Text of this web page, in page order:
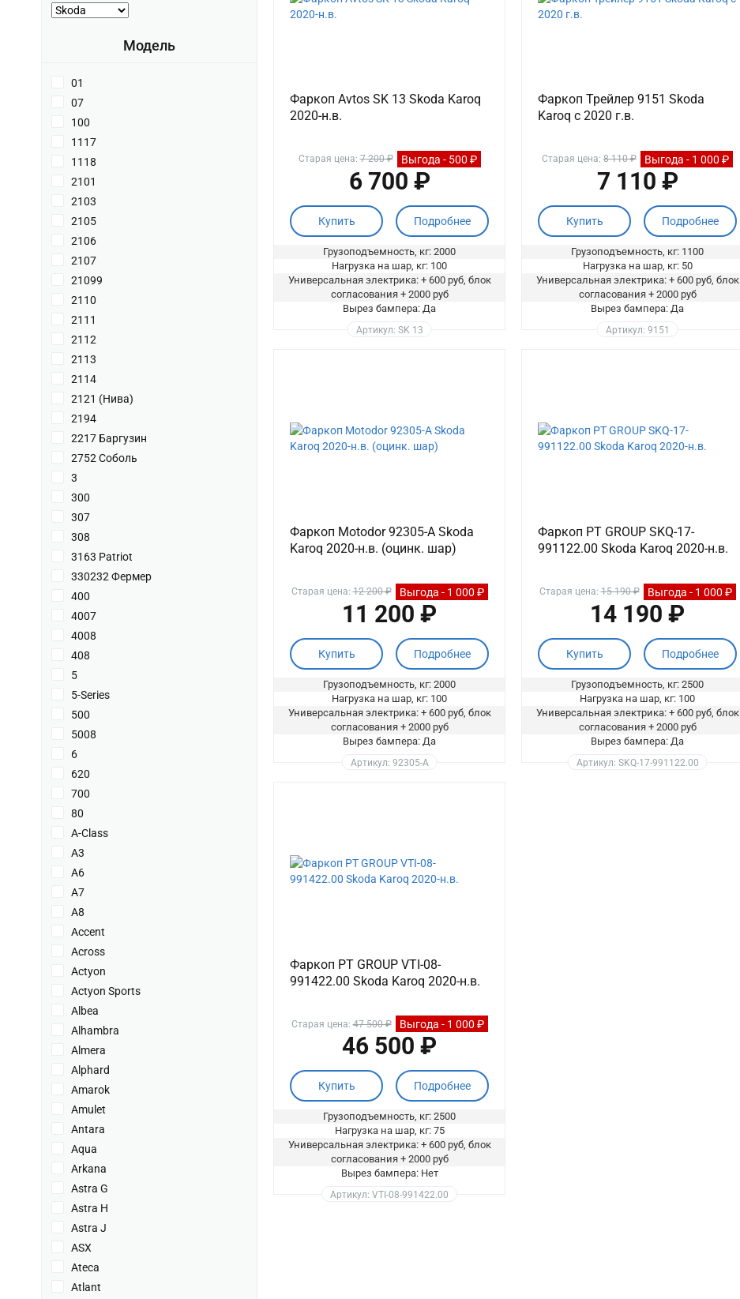
Модель
01
07
100
1117
1118
2101
2103
2105
2106
2107
21099
2110
2111
2112
2113
2114
2121 (Нива)
2194
2217 Баргузин
2752 Соболь
3
300
307
308
3163 Patriot
330232 Фермер
400
4007
4008
408
5
5-Series
500
5008
6
620
700
80
A-Class
A3
A6
A7
A8
Accent
Across
Actyon
Actyon Sports
Albea
Alhambra
Almera
Alphard
Amarok
Amulet
Antara
Aqua
Arkana
Astra G
Astra H
Astra J
ASX
Ateca
Atlant
Фаркоп Avtos SK 13 Skoda Karoq
2020-н.в.
Старая цена:7 200 ₽ Выгода - 500 ₽
6 700 ₽
Купить Подробнее
Грузоподъемность, кг: 2000
Нагрузка на шар, кг: 100
Универсальная электрика: + 600 руб, блок
согласования + 2000 руб
Вырез бампера: Да
Артикул: SK 13
Фаркоп Трейлер 9151 Skoda
Karoq с 2020 г.в.
Старая цена: 8 110 ₽ Выгода - 1 000 ₽
7 110 ₽
Купить Подробнее
Грузоподъемность, кг: 1100
Нагрузка на шар, кг: 50
Универсальная электрика: + 600 руб, блок
согласования + 2000 руб
Вырез бампера: Да
Артикул: 9151
Фаркоп Motodor 92305-A Skoda
Karoq 2020-н.в. (оцинк. шар)
Старая цена:12 200 ₽ Выгода - 1 000 ₽
11 200 ₽
Купить Подробнее
Грузоподъемность, кг: 2000
Нагрузка на шар, кг: 100
Универсальная электрика: + 600 руб, блок
согласования + 2000 руб
Вырез бампера: Да
Артикул: 92305-A
Фаркоп PT GROUP SKQ-17-
991122.00 Skoda Karoq 2020-н.в.
Старая цена:15 190 ₽ Выгода - 1 000 ₽
14 190 ₽
Купить Подробнее
Грузоподъемность, кг: 2500
Нагрузка на шар, кг: 100
Универсальная электрика: + 600 руб, блок
согласования + 2000 руб
Вырез бампера: Да
Артикул: SKQ-17-991122.00
Фаркоп PT GROUP VTI-08-
991422.00 Skoda Karoq 2020-н.в.
Старая цена:47 500 ₽ Выгода - 1 000 ₽
46 500 ₽
Купить Подробнее
Грузоподъемность, кг: 2500
Нагрузка на шар, кг: 75
Универсальная электрика: + 600 руб, блок
согласования + 2000 руб
Вырез бампера: Нет
Артикул: VTI-08-991422.00